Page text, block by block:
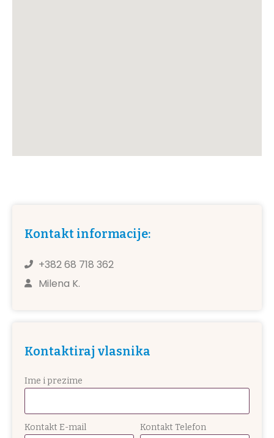
Kontakt informacije:
+382 68 718 362
Milena K.
Kontaktiraj vlasnika
Ime i prezime
Kontakt E-mail Kontakt Telefon